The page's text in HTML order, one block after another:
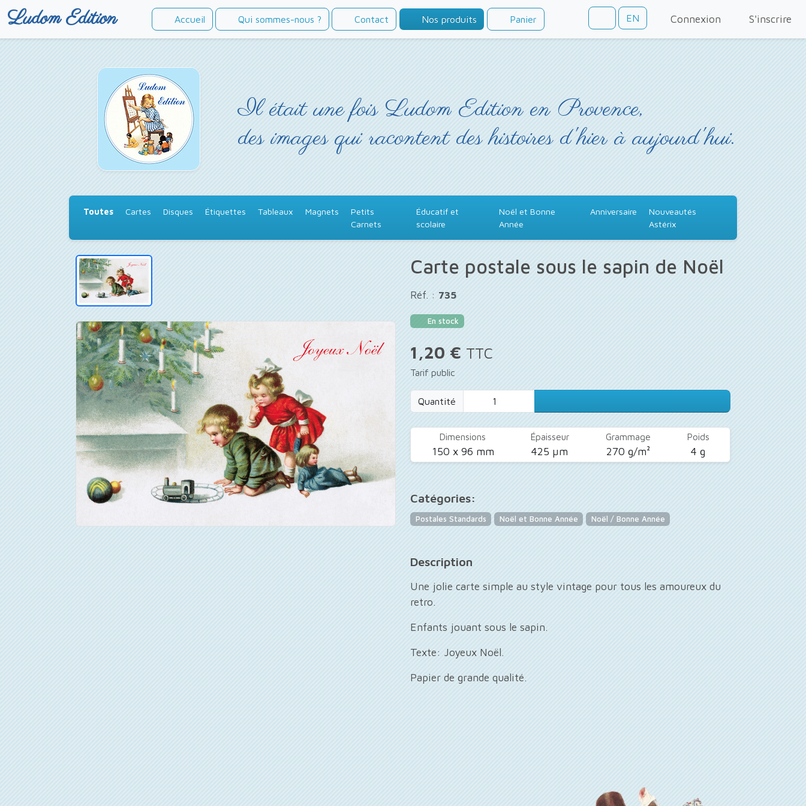
Ludom Edition Accueil Qui sommes-nous ? Contact Nos produits Panier EN Connexion S'inscrire
Il était une fois Ludom Edition en Provence,
des images qui racontent des histoires d'hier à aujourd'hui.
Toutes Cartes Disques Étiquettes Tableaux Magnets
Petits
Carnets
Éducatif et
scolaire
Noël et Bonne
Année
Anniversaire
Nouveautés
Astérix
Carte postale sous le sapin de Noël
Réf. : 735
En stock
1,20 € TTC
Tarif public
Quantité
Dimensions
150 x 96 mm
Épaisseur
425 µm
Grammage
270 g/m²
Poids
4 g
Catégories:
Postales Standards Noël et Bonne Année Noël / Bonne Année
Description
Une jolie carte simple au style vintage pour tous les amoureux du
retro.
Enfants jouant sous le sapin.
Texte: Joyeux Noël.
Papier de grande qualité.